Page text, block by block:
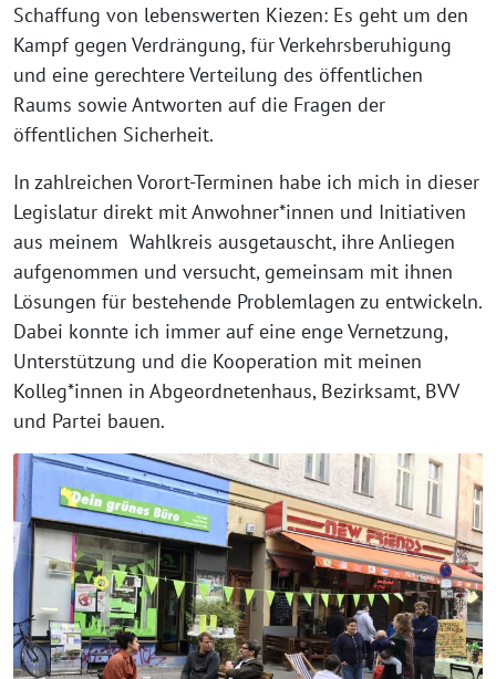
Schaffung von lebenswerten Kiezen: Es geht um den
Kampf gegen Verdrängung, für Verkehrsberuhigung
und eine gerechtere Verteilung des öffentlichen
Raums sowie Antworten auf die Fragen der
öffentlichen Sicherheit.
In zahlreichen Vorort-Terminen habe ich mich in dieser
Legislatur direkt mit Anwohner*innen und Initiativen
aus meinem Wahlkreis ausgetauscht, ihre Anliegen
aufgenommen und versucht, gemeinsam mit ihnen
Lösungen für bestehende Problemlagen zu entwickeln.
Dabei konnte ich immer auf eine enge Vernetzung,
Unterstützung und die Kooperation mit meinen
Kolleg*innen in Abgeordnetenhaus, Bezirksamt, BVV
und Partei bauen.